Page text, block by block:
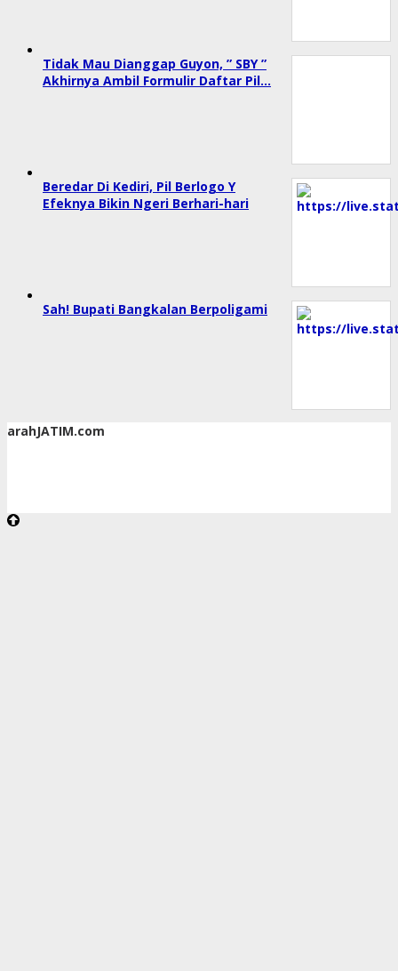
Tidak Mau Dianggap Guyon, ” SBY ”
Akhirnya Ambil Formulir Daftar Pil…
Beredar Di Kediri, Pil Berlogo Y
Efeknya Bikin Ngeri Berhari-hari
Sah! Bupati Bangkalan Berpoligami
arahJATIM.com